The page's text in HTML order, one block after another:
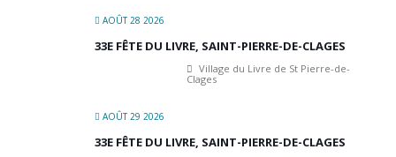
AOÛT 28 2026
33E FÊTE DU LIVRE, SAINT-PIERRE-DE-CLAGES
Village du Livre de St Pierre-de-
Clages
AOÛT 29 2026
33E FÊTE DU LIVRE, SAINT-PIERRE-DE-CLAGES